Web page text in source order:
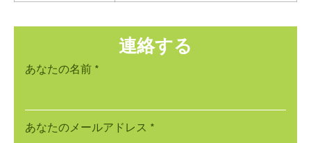
連絡する
あなたの名前 *
あなたのメールアドレス *